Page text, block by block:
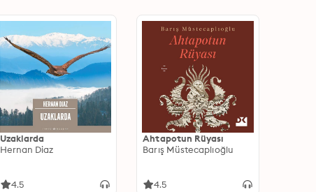
Uzaklarda
Hernan Diaz
4.5
Ahtapotun Rüyası
Barış Müstecaplıoğlu
4.5